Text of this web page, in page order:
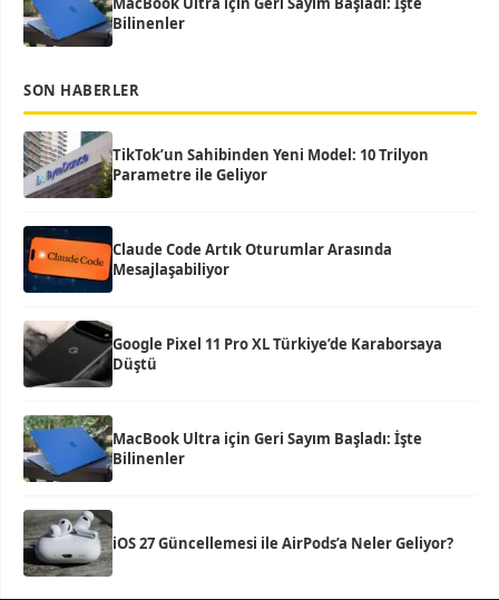
Bilinenler
SON HABERLER
TikTok’un Sahibinden Yeni Model: 10 Trilyon
Parametre ile Geliyor
Claude Code Artık Oturumlar Arasında
Mesajlaşabiliyor
Google Pixel 11 Pro XL Türkiye’de Karaborsaya
Düştü
MacBook Ultra için Geri Sayım Başladı: İşte
Bilinenler
iOS 27 Güncellemesi ile AirPods’a Neler Geliyor?